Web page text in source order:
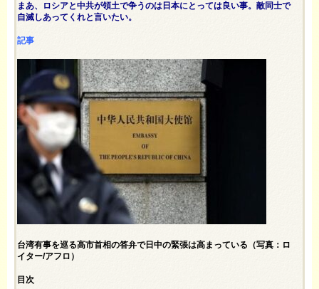
まあ、ロシアと中共が領土で争うのは日本にとっては良い事。敵同士で
自滅しあってくれと言いたい。
記事
台湾有事を巡る高市首相の答弁で日中の緊張は高まっている（写真：ロ
イター/アフロ）
目次